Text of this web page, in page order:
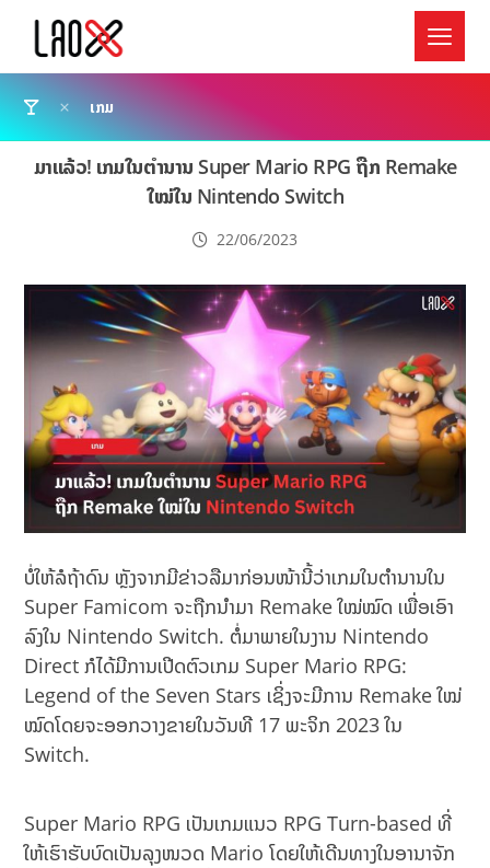
ເກມ
ມາແລ້ວ! ເກມໃນຕຳນານ Super Mario RPG ຖືກ Remake
ໃໝ່ໃນ Nintendo Switch
22/06/2023
ບໍ່ໃຫ້ລໍຖ້າດົນ ຫຼັງຈາກມີຂ່າວລືມາກ່ອນໜ້ານີ້ວ່າເກມໃນຕຳນານໃນ
Super Famicom ຈະຖືກນຳມາ Remake ໃໝ່ໝົດ ເພື່ອເອົາ
ລົງໃນ Nintendo Switch. ຕໍ່ມາພາຍໃນງານ Nintendo
Direct ກໍໄດ້ມີການເປີດຕົວເກມ Super Mario RPG:
Legend of the Seven Stars ເຊິ່ງຈະມີການ Remake ໃໝ່
ໝົດໂດຍຈະອອກວາງຂາຍໃນວັນທີ 17 ພະຈິກ 2023 ໃນ
Switch.
Super Mario RPG ເປັນເກມແນວ RPG Turn-based ທີ່
ໃຫ້ເຮົາຮັບບົດເປັນລຸງໜວດ Mario ໂດຍໃຫ້ເດີນທາງໃນອານາຈັກ